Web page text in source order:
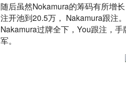
随后虽然Nokamura的筹码有所增
注开池到20.5万， Nakamura跟注
Nakamura过牌全下，You跟注，
军。